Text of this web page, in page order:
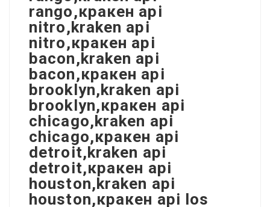
rango,кракен api
nitro,kraken api
nitro,кракен api
bacon,kraken api
bacon,кракен api
brooklyn,kraken api
brooklyn,кракен api
chicago,kraken api
chicago,кракен api
detroit,kraken api
detroit,кракен api
houston,kraken api
houston,кракен api los